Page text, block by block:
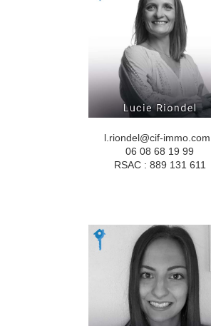
l.riondel@cif-immo.com
06 08 68 19 99
RSAC : 889 131 611